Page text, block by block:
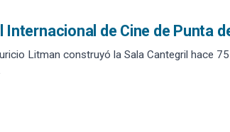
Internacional de Cine de Punta
Litman construyó la Sala Cantegril hace